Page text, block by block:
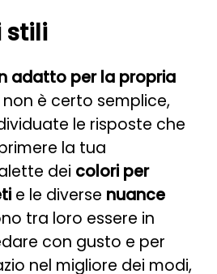
stili
adatto per la propria
non è certo semplice,
le risposte che
la tua
dei colori per
e le diverse nuance
tra loro essere in
con gusto e per
nel migliore dei modi,